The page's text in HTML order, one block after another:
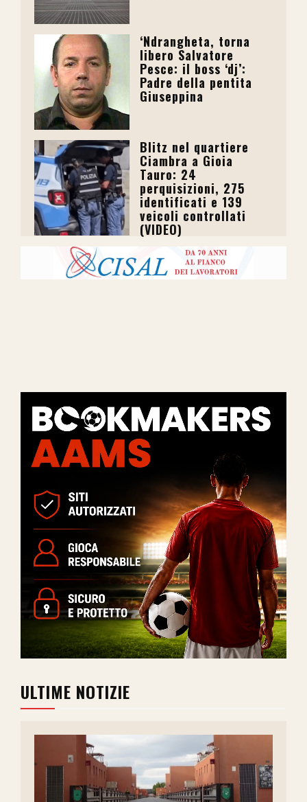
‘Ndrangheta, torna
libero Salvatore
Pesce: il boss ‘dj’:
Padre della pentita
Giuseppina
Blitz nel quartiere
Ciambra a Gioia
Tauro: 24
perquisizioni, 275
identificati e 139
veicoli controllati
(VIDEO)
ULTIME NOTIZIE